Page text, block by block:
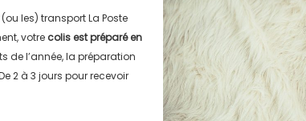
les) transportLa Poste
votre colis est préparé en
de l’année, la préparation
2 à 3 jours pour recevoir